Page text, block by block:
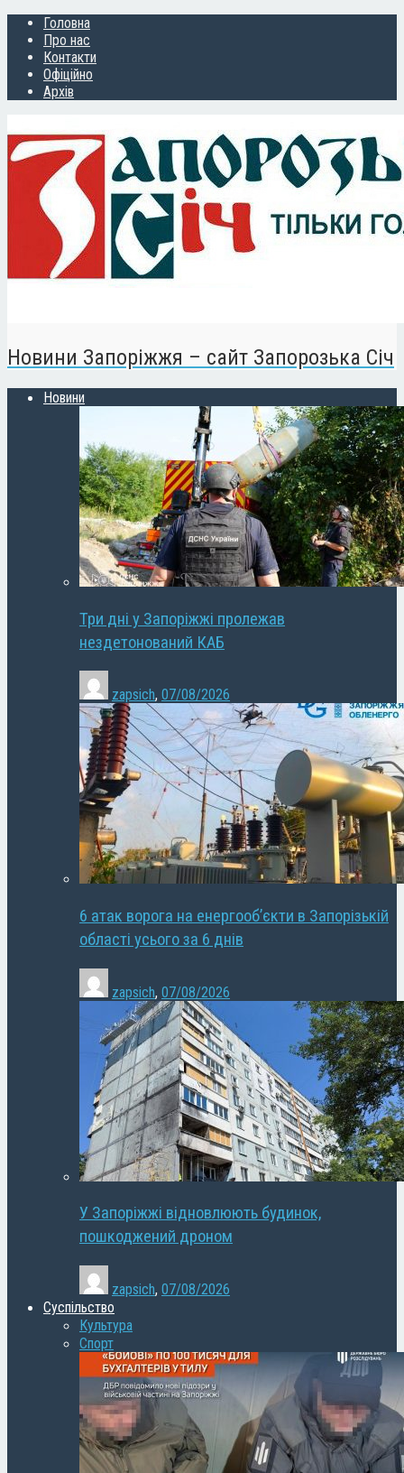
Головна
Про нас
Контакти
Офіційно
Архів
Новини Запоріжжя – сайт Запорозька Січ
Новини
Три дні у Запоріжжі пролежав
нездетонований КАБ
zapsich, 07/08/2026
6 атак ворога на енергооб’єкти в Запорізькій
області усього за 6 днів
zapsich, 07/08/2026
У Запоріжжі відновлюють будинок,
пошкоджений дроном
zapsich, 07/08/2026
Суспільство
Культура
Спорт